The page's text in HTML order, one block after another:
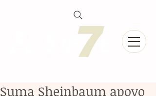
Suma Sheinbaum apoyo